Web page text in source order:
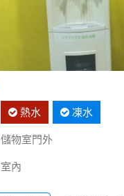
熱水
凍水
儲物室門外
室內